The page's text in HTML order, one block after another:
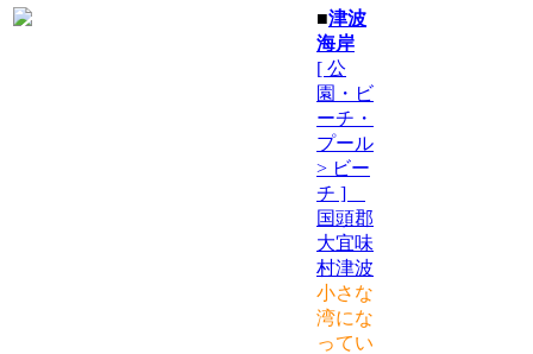
■津波
海岸
[ 公
園・ビ
ーチ・
プール
> ビー
チ ]
国頭郡
大宜味
村津波
小さな
湾にな
ってい